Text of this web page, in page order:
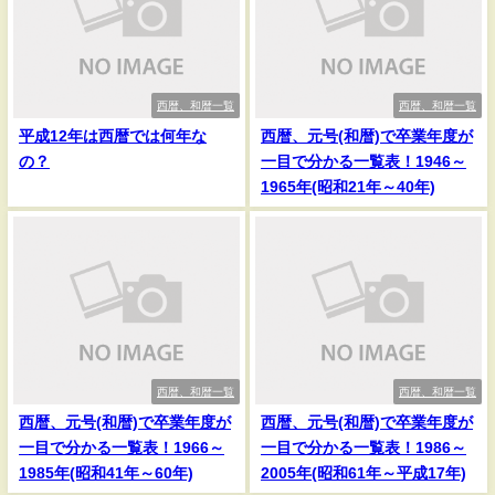
西暦、和暦一覧
平成12年は西暦では何年な
の？
西暦、和暦一覧
西暦、元号(和暦)で卒業年度が
一目で分かる一覧表！1946～
1965年(昭和21年～40年)
西暦、和暦一覧
西暦、元号(和暦)で卒業年度が
一目で分かる一覧表！1966～
1985年(昭和41年～60年)
西暦、和暦一覧
西暦、元号(和暦)で卒業年度が
一目で分かる一覧表！1986～
2005年(昭和61年～平成17年)